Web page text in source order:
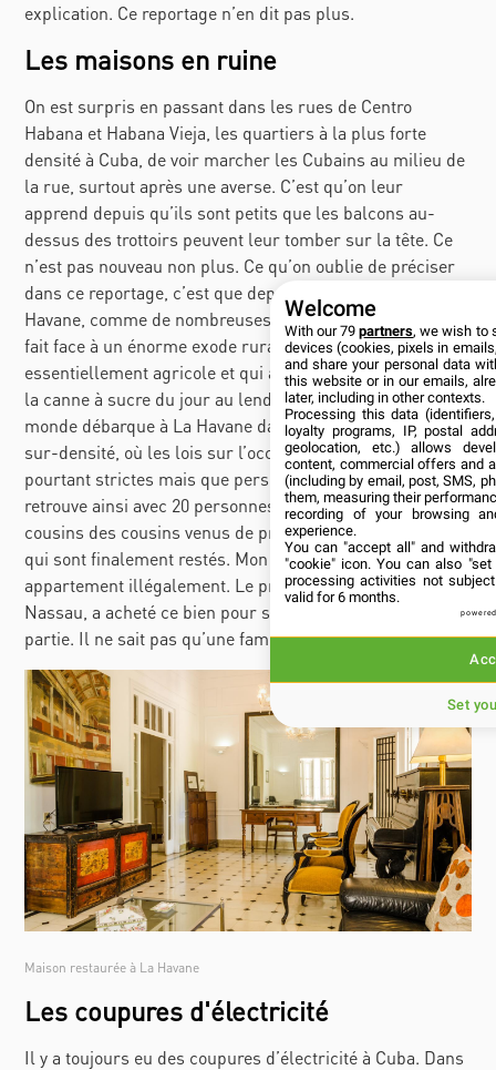
explication. Ce reportage n’en dit pas plus.
Les maisons en ruine
On est surpris en passant dans les rues de Centro
Habana et Habana Vieja, les quartiers à la plus forte
densité à Cuba, de voir marcher les Cubains au milieu de
la rue, surtout après une averse. C’est qu’on leur
apprend depuis qu’ils sont petits que les balcons au-
dessus des trottoirs peuvent leur tomber sur la tête. Ce
n’est pas nouveau non plus. Ce qu’on oublie de préciser
dans ce reportage, c’est que depuis les années 90, La
Havane, comme de nombreuses capitales dans le monde,
fait face à un énorme exode rural. Un pays qui était
essentiellement agricole et qui a abandonné la culture de
la canne à sucre du jour au lendemain. Résultat, tout le
monde débarque à La Havane dans ces deux quartiers en
sur-densité, où les lois sur l’occupation des sols sont
pourtant strictes mais que personne ne respecte. On se
retrouve ainsi avec 20 personnes vivant dans 25 m2. Les
cousins des cousins venus de province une semaine et
qui sont finalement restés. Mon voisin occupe un
appartement illégalement. Le propriétaire cubain vit à
Nassau, a acheté ce bien pour sa fille qui est finalement
partie. Il ne sait pas qu’une famille occupe sa maison.
Maison restaurée à La Havane
Les coupures d'électricité
Il y a toujours eu des coupures d’électricité à Cuba. Dans
Welcome
With our 79partners, we wish to
devices (cookies, pixels in
and share your personal data
this website or in our emails,
later, including in other contexts.
Processing this data
loyalty programs, IP, postal
geolocation, etc.) allows
content, commercial offers and
(including by email, post, SMS,
them, measuring their
recording of your browsing
experience.
You can "accept all" and
"cookie" icon. You can also
processing activities not
valid for 6 months.
Set